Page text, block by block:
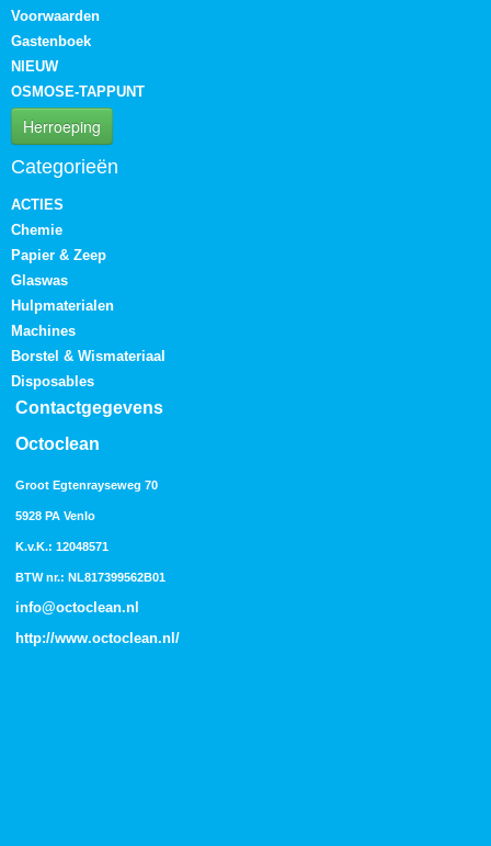
Voorwaarden
Gastenboek
NIEUW
OSMOSE-TAPPUNT
Herroeping
Categorieën
ACTIES
Chemie
Papier & Zeep
Glaswas
Hulpmaterialen
Machines
Borstel & Wismateriaal
Disposables
Contactgegevens
Octoclean
Groot Egtenrayseweg 70
5928 PA Venlo
K.v.K.: 12048571
BTW nr.: NL817399562B01
info@octoclean.nl
http://www.octoclean.nl /